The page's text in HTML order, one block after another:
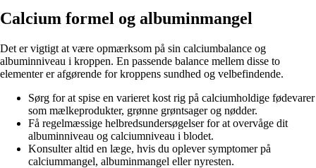
Calcium formel og albuminmangel
Det er vigtigt at være opmærksom på sin calciumbalance og
albuminniveau i kroppen. En passende balance mellem disse to
elementer er afgørende for kroppens sundhed og velbefindende.
Sørg for at spise en varieret kost rig på calciumholdige fødevarer
som mælkeprodukter, grønne grøntsager og nødder.
Få regelmæssige helbredsundersøgelser for at overvåge dit
albuminniveau og calciumniveau i blodet.
Konsulter altid en læge, hvis du oplever symptomer på
calciummangel, albuminmangel eller nyresten.